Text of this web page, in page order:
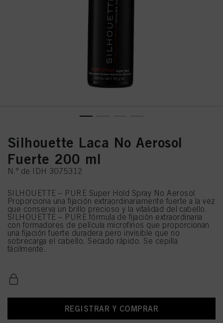
Silhouette Laca No Aerosol
Fuerte 200 ml
N.º de IDH 3075312
SILHOUETTE – PURE Super Hold Spray No Aerosol
Proporciona una fijación extraordinariamente fuerte a la vez
que conserva un brillo precioso y la vitalidad del cabello.
SILHOUETTE – PURE fórmula de fijación extraordinaria
con formadores de película microfinos que proporcionan
una fijación fuerte duradera pero invisible que no
sobrecarga el cabello. Secado rápido. Se cepilla
fácilmente.
REGISTRAR Y COMPRAR